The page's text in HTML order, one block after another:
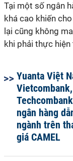
Tại một số ngân
khá cao khiến
lại cũng không
khi phải thực
Yuanta Việt
ngân hàng
ngành trên
giá CAMEL